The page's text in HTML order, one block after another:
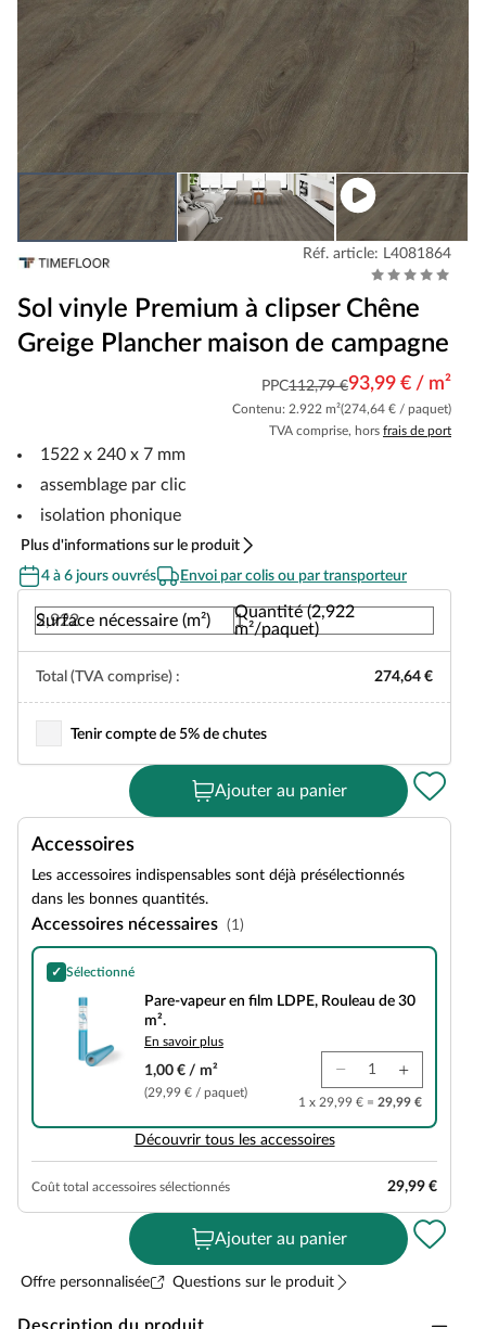
Réf. article: L4081864
Sol vinyle Premium à clipser Chêne
Greige Plancher maison de campagne
PPC112,79 €93,99 € / m²
Contenu: 2.922 m²(274,64 € / paquet)
TVA comprise, hors frais de port
1522 x 240 x 7 mm
assemblage par clic
isolation phonique
Plus d'informations sur le produit
4 à 6 jours ouvrés
Envoi par colis ou par transporteur
Surface nécessaire (m²)
Quantité (2,922
m²/paquet)
Total (TVA comprise) : 274,64 €
Tenir compte de 5% de chutes
Ajouter au panier
Accessoires
Les accessoires indispensables sont déjà présélectionnés
dans les bonnes quantités.
Accessoires nécessaires (1)
✓ Sélectionné
Pare-vapeur en film LDPE, Rouleau de 30 m².
Pare-vapeur en film LDPE, Rouleau de 30
m².
En savoir plus
1,00 € / m²
(29,99 € / paquet)
1 x 29,99 € = 29,99 €
Découvrir tous les accessoires
Coût total accessoires sélectionnés 29,99 €
Ajouter au panier
Offre personnalisée Questions sur le produit